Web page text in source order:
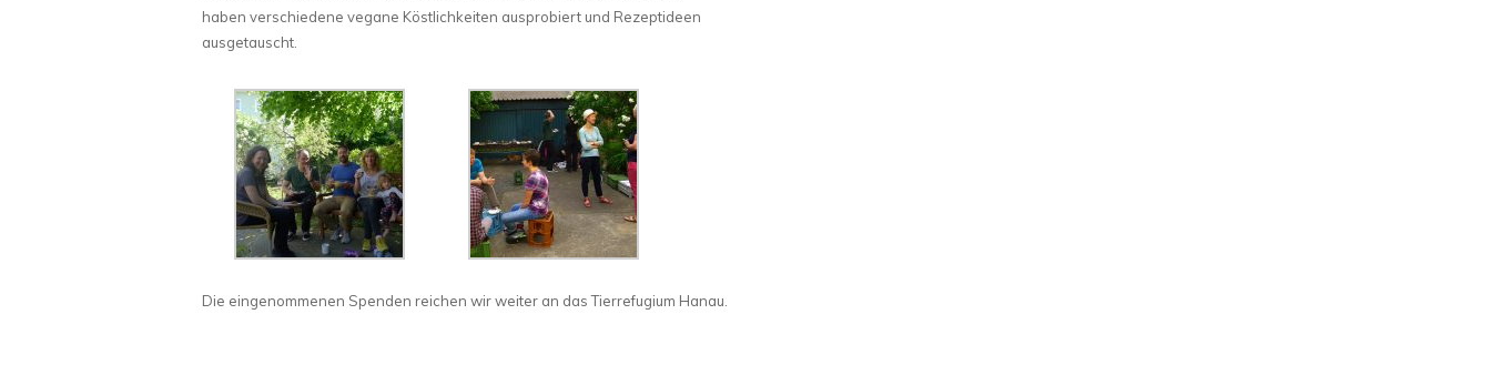
haben verschiedene vegane Köstlichkeiten ausprobiert und Rezeptideen
ausgetauscht.
Die eingenommenen Spenden reichen wir weiter an das Tierrefugium Hanau.